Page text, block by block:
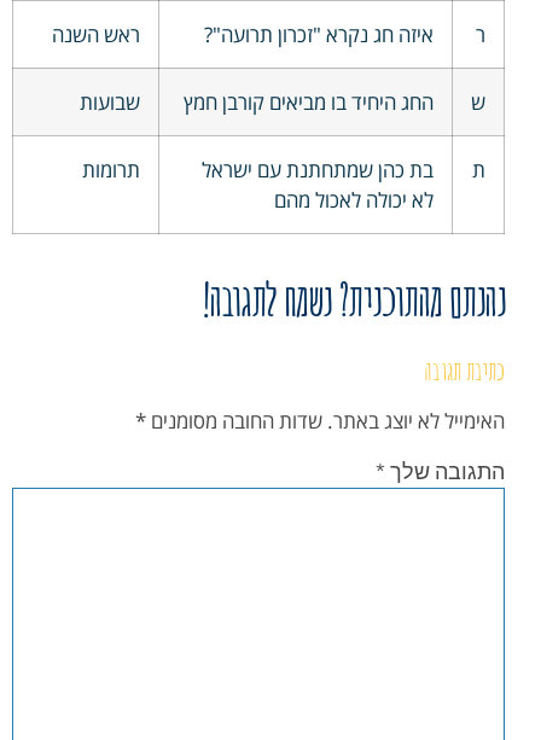
ר איזה חג נקרא "זכרון תרועה"? ראש השנה
ש החג היחיד בו מביאים קורבן חמץ שבועות
ת
בת כהן שמתחתנת עם ישראל
לא יכולה לאכול מהם
תרומות
נהנתם מהתוכנית? נשמח לתגובה!
כתיבת תגובה
האימייל לא יוצג באתר. שדות החובה מסומנים *
התגובה שלך *